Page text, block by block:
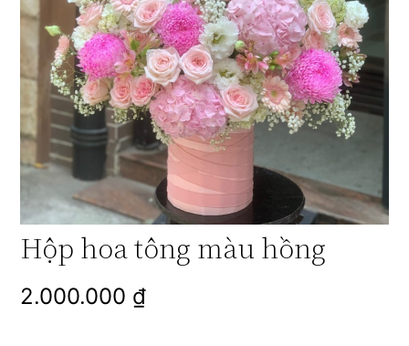
Hộp hoa tông màu hồng
2.000.000 ₫